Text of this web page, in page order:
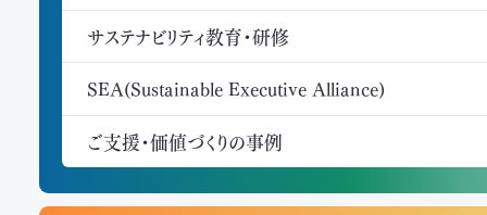
サステナビリティ教育・研修
SEA(Sustainable Executive Alliance)
ご支援・価値づくりの事例